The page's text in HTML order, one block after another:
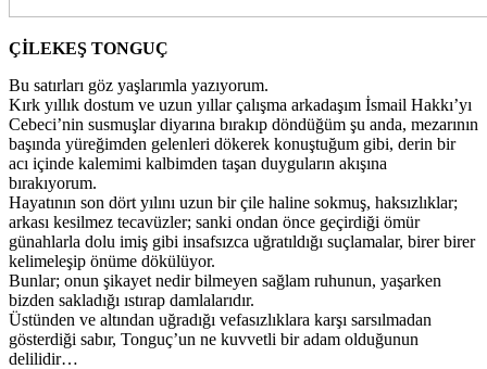
ÇİLEKEŞ TONGUÇ
Bu satırları göz yaşlarımla yazıyorum.
Kırk yıllık dostum ve uzun yıllar çalışma arkadaşım İsmail Hakkı’yı
Cebeci’nin susmuşlar diyarına bırakıp döndüğüm şu anda, mezarının
başında yüreğimden gelenleri dökerek konuştuğum gibi, derin bir
acı içinde kalemimi kalbimden taşan duyguların akışına
bırakıyorum.
Hayatının son dört yılını uzun bir çile haline sokmuş, haksızlıklar;
arkası kesilmez tecavüzler; sanki ondan önce geçirdiği ömür
günahlarla dolu imiş gibi insafsızca uğratıldığı suçlamalar, birer birer
kelimeleşip önüme dökülüyor.
Bunlar; onun şikayet nedir bilmeyen sağlam ruhunun, yaşarken
bizden sakladığı ıstırap damlalarıdır.
Üstünden ve altından uğradığı vefasızlıklara karşı sarsılmadan
gösterdiği sabır, Tonguç’un ne kuvvetli bir adam olduğunun
delilidir…